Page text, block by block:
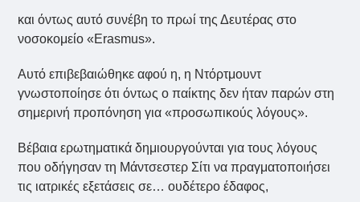
και όντως αυτό συνέβη το πρωί της Δευτέρας στο
νοσοκομείο «Erasmus».
Αυτό επιβεβαιώθηκε αφού η, η Ντόρτμουντ
γνωστοποίησε ότι όντως ο παίκτης δεν ήταν παρών στη
σημερινή προπόνηση για «προσωπικούς λόγους».
Βέβαια ερωτηματικά δημιουργούνται για τους λόγους
που οδήγησαν τη Μάντσεστερ Σίτι να πραγματοποιήσει
τις ιατρικές εξετάσεις σε… ουδέτερο έδαφος,